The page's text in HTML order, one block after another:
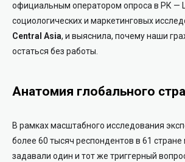
официальным оператором опроса в РК —
социологических и маркетинговых
Central Asia, и выяснила, почему наши
остаться без работы.
Анатомия глобального
В рамках масштабного исследования
более 60 тысяч респондентов в 61
задавали один и тот же триггерный